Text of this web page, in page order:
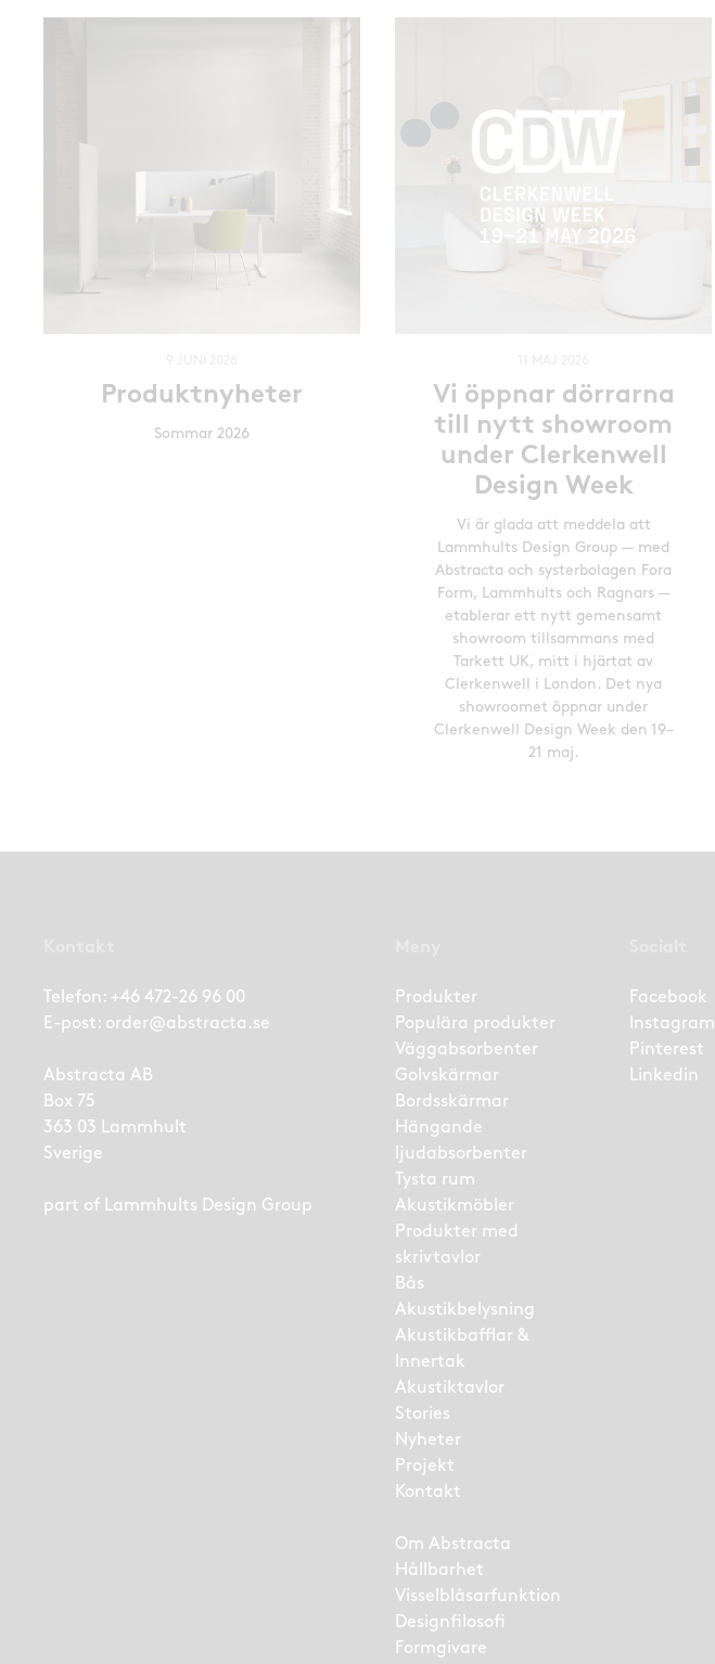
Produktnyheter
Sommar 2026
Vi öppnar dörrarna
till nytt showroom
under Clerkenwell
Design Week
Vi är glada att meddela att
Lammhults Design Group — med
Abstracta och systerbolagen Fora
Form, Lammhults och Ragnars —
etablerar ett nytt gemensamt
showroom tillsammans med
Tarkett UK, mitt i hjärtat av
Clerkenwell i London. Det nya
showroomet öppnar under
Clerkenwell Design Week den 19–
21 maj.
Telefon: +46 472-26 96 00
E-post: order@abstracta.se
Abstracta AB
Box 75
363 03 Lammhult
Sverige
part of Lammhults Design Group
Produkter
Populära produkter
Väggabsorbenter
Golvskärmar
Bordsskärmar
Hängande
ljudabsorbenter
Tysta rum
Akustikmöbler
Produkter med
skrivtavlor
Bås
Akustikbelysning
Akustikbafflar &
Innertak
Akustiktavlor
Stories
Nyheter
Projekt
Kontakt
Om Abstracta
Hållbarhet
Visselblåsarfunktion
Designfilosofi
Formgivare
Facebook
Instagram
Pinterest
Linkedin